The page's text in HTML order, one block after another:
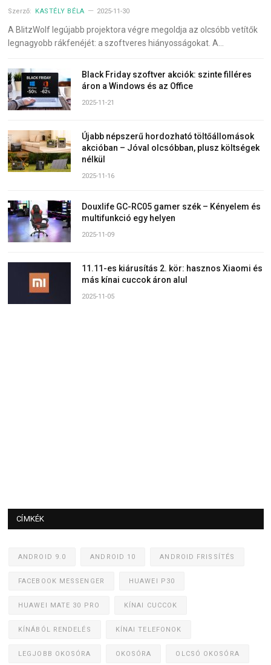
Szerző: KASTÉLY BÉLA 2025-11-30
A BlitzWolf legújabb projektora végre megoldja az olcsóbb vetítők
legnagyobb rákfenéjét: a szoftveres hiányosságokat. A…
Black Friday szoftver akciók: szinte filléres
áron a Windows és az Office
2025-11-21
Újabb népszerű hordozható töltőállomások
akcióban – Jóval olcsóbban, plusz költségek
nélkül
2025-11-16
Douxlife GC-RC05 gamer szék – Kényelem és
multifunkció egy helyen
2025-11-09
11.11-es kiárusítás 2. kör: hasznos Xiaomi és
más kínai cuccok áron alul
2025-11-05
CÍMKÉK
ANDROID 9.0 ANDROID 10 ANDROID FRISSÍTÉS
FACEBOOK MESSENGER HUAWEI P30
HUAWEI MATE 30 PRO KÍNAI CUCCOK
KÍNÁBÓL RENDELÉS KÍNAI TELEFONOK
LEGJOBB OKOSÓRA OKOSÓRA OLCSÓ OKOSÓRA